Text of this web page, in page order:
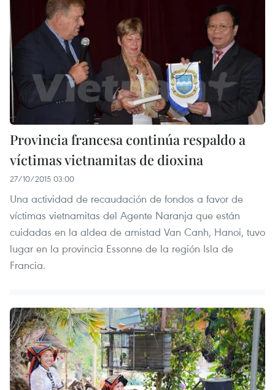
Provincia francesa continúa respaldo a
víctimas vietnamitas de dioxina
27/10/2015 03:00
Una actividad de recaudación de fondos a favor de
víctimas vietnamitas del Agente Naranja que están
cuidadas en la aldea de amistad Van Canh, Hanoi, tuvo
lugar en la provincia Essonne de la región Isla de
Francia.